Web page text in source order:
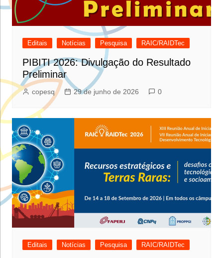
Editais Notícias Pesquisa RAIC/RAIDTec
PIBITI 2026: Divulgação do Resultado
Preliminar
copesq 29 de junho de 2026 0
Editais Notícias Pesquisa RAIC/RAIDTec